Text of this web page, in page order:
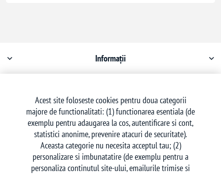
Informații
Serviciu clienți
Acest site foloseste cookies pentru doua categorii
majore de functionalitati: (1) functionarea esentiala (de
exemplu pentru adaugarea la cos, autentificare si cont,
statistici anonime, prevenire atacuri de securitate).
Aceasta categorie nu necesita acceptul tau; (2)
personalizare si imbunatatire (de exemplu pentru a
personaliza continutul site-ului, emailurile trimise si